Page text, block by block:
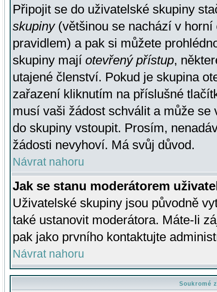
Připojit se do uživatelské skupiny
skupiny(většinou se nachází v horní
pravidlem) a pak si můžete
skupiny mají otevřený přístup,
utajené členství. Pokud je skupina
zařazení kliknutím na příslušné
musí vaši žádost schválit a může se
do skupiny vstoupit. Prosím,
žádosti nevyhoví. Má svůj důvod.
Návrat nahoru
Jak se stanu moderátorem
Uživatelské skupiny jsou původně
také ustanovit moderátora. Máte-li
pak jako prvního kontaktujte
Návrat nahoru
Soukromé